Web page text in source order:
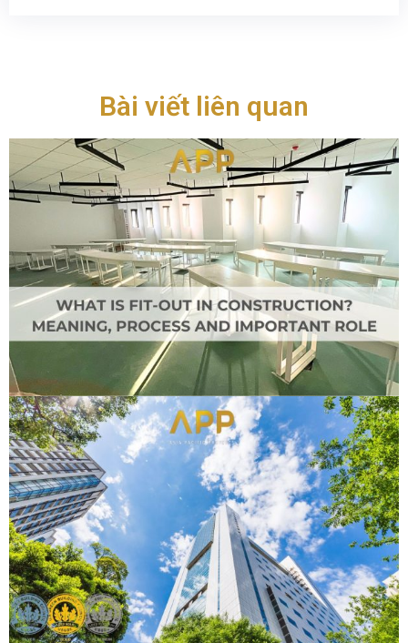
Bài viết liên quan